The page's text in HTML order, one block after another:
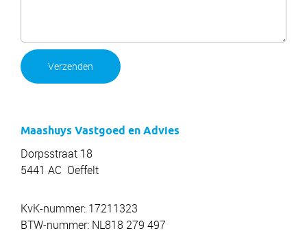
Verzenden
Maashuys Vastgoed en Advies
Dorpsstraat 18
5441 AC Oeffelt
KvK-nummer: 17211323
BTW-nummer: NL818 279 497